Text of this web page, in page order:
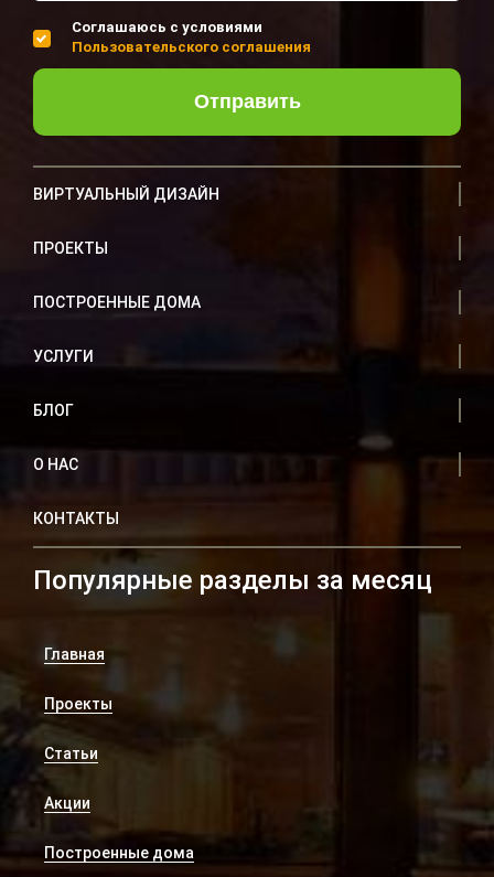
Соглашаюсь с условиями
Пользовательского соглашения
Отправить
ВИРТУАЛЬНЫЙ ДИЗАЙН
ПРОЕКТЫ
ПОСТРОЕННЫЕ ДОМА
УСЛУГИ
БЛОГ
О НАС
КОНТАКТЫ
Популярные разделы за месяц
Главная
Проекты
Статьи
Акции
Построенные дома